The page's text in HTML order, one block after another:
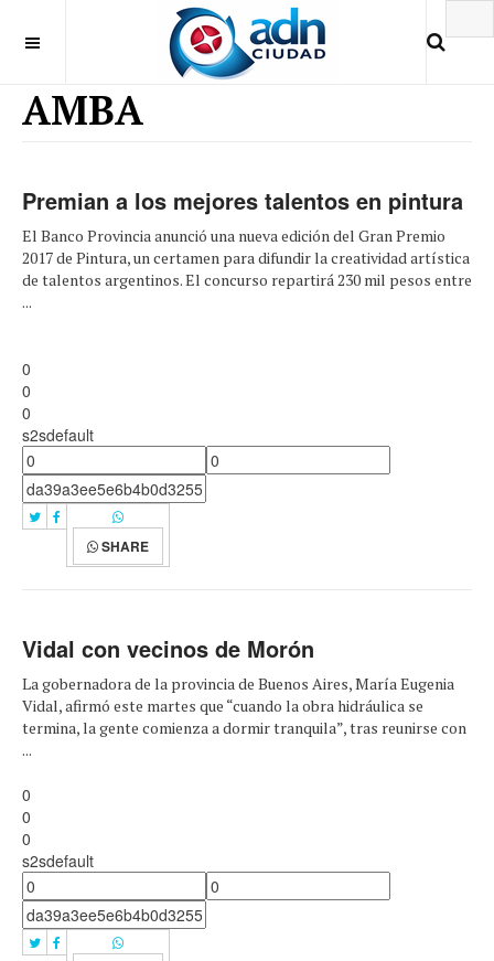
AMBA
Premian a los mejores talentos en pintura
El Banco Provincia anunció una nueva edición del Gran Premio
2017 de Pintura, un certamen para difundir la creatividad artística
de talentos argentinos. El concurso repartirá 230 mil pesos entre
...
0
0
0
s2sdefault
SHARE
Vidal con vecinos de Morón
La gobernadora de la provincia de Buenos Aires, María Eugenia
Vidal, afirmó este martes que “cuando la obra hidráulica se
termina, la gente comienza a dormir tranquila”, tras reunirse con
...
0
0
0
s2sdefault